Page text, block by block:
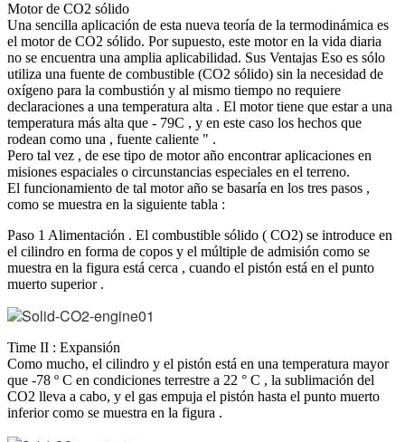
Motor de CO2 sólido
Una sencilla aplicación de esta nueva teoría de la termodinámica es
el motor de CO2 sólido. Por supuesto, este motor en la vida diaria
no se encuentra una amplia aplicabilidad. Sus Ventajas Eso es sólo
utiliza una fuente de combustible (CO2 sólido) sin la necesidad de
oxígeno para la combustión y al mismo tiempo no requiere
declaraciones a una temperatura alta . El motor tiene que estar a una
temperatura más alta que - 79C , y en este caso los hechos que
rodean como una , fuente caliente " .
Pero tal vez , de ese tipo de motor año encontrar aplicaciones en
misiones espaciales o circunstancias especiales en el terreno.
El funcionamiento de tal motor año se basaría en los tres pasos ,
como se muestra en la siguiente tabla :
Paso 1 Alimentación . El combustible sólido ( CO2) se introduce en
el cilindro en forma de copos y el múltiple de admisión como se
muestra en la figura está cerca , cuando el pistón está en el punto
muerto superior .
Time II : Expansión
Como mucho, el cilindro y el pistón está en una temperatura mayor
que -78 º C en condiciones terrestre a 22 ° C , la sublimación del
CO2 lleva a cabo, y el gas empuja el pistón hasta el punto muerto
inferior como se muestra en la figura .